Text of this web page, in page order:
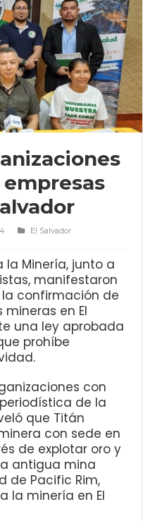
El Salvador
la Minería, junto a
manifestaron
confirmación de
en El
una ley aprobada
prohíbe
con
de la
que Titán
con sede en
de explotar oro y
antigua mina
de Pacific Rim,
la minería en El